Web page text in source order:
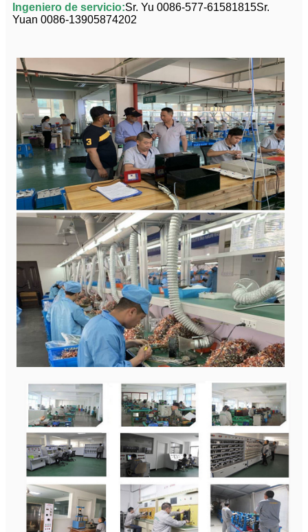
Ingeniero de servicio:Sr. Yu 0086-577-61581815Sr.
Yuan 0086-13905874202